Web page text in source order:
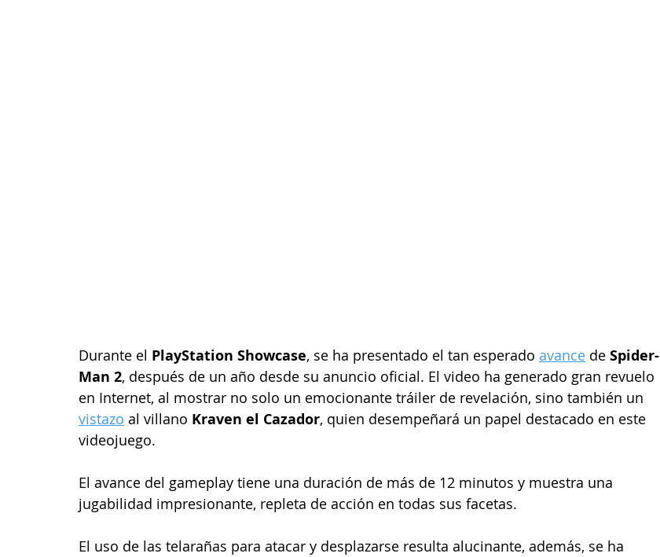
Durante el PlayStation Showcase, se ha presentado el tan esperado avance de Spider-
Man 2, después de un año desde su anuncio oficial. El video ha generado gran revuelo
en Internet, al mostrar no solo un emocionante tráiler de revelación, sino también un
vistazo al villano Kraven el Cazador, quien desempeñará un papel destacado en este
videojuego.
El avance del gameplay tiene una duración de más de 12 minutos y muestra una
jugabilidad impresionante, repleta de acción en todas sus facetas.
El uso de las telarañas para atacar y desplazarse resulta alucinante, además, se ha